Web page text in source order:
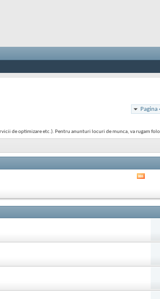
Pagina
de optimizare etc.). Pentru anunturi locuri de munca, va rugam
ul